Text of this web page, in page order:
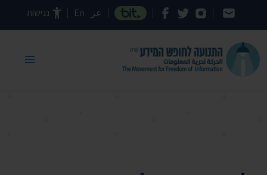
דילוג לתוכן העמוד عر En נגישות